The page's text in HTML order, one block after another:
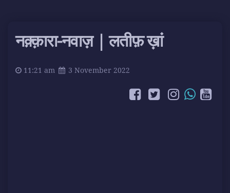
नक़्क़ारा-नवाज़ | लतीफ़ ख़ां
11:21 am 3 November 2022